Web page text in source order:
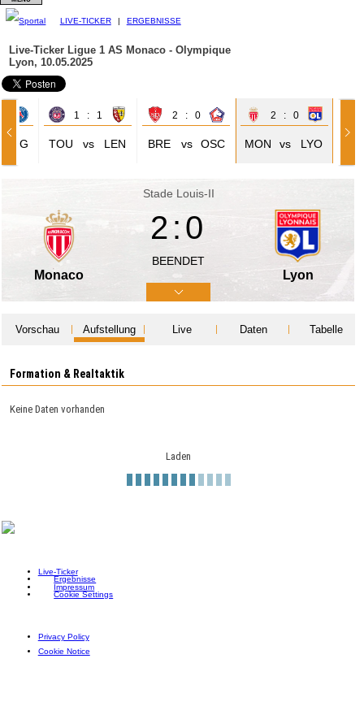
LIVE-TICKER | ERGEBNISSE
Live-Ticker Ligue 1 AS Monaco - Olympique
Lyon, 10.05.2025
PSG
1 : 1
TOU vs LEN
2 : 0
BRE vs OSC
2 : 0
MON vs LYO
Stade Louis-II
Monaco
2:0
BEENDET
Lyon
Vorschau Aufstellung Live Daten Tabelle
Formation & Realtaktik
Keine Daten vorhanden
Laden
Live-Ticker
Ergebnisse
Impressum
Cookie Settings
Privacy Policy
Cookie Notice